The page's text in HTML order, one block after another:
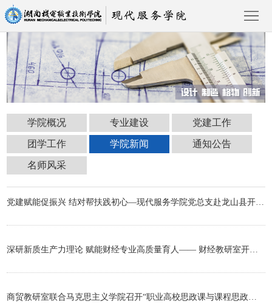
首
页
学
院
概
况
专
业
建
党
建
团
闻
公
名
师
返
学院新闻
学院概况 专业建设
党建工作
团学工作
学院新闻
通知公告
名师风采
党建赋能促振兴 结对帮扶践初心—现代服务学院党总支赴龙山县开展党建帮扶主题活动
深研新质生产力理论 赋能财经专业高质量育人—— 财经教研室开展专题教研学习活动
商贸教研室联合马克思主义学院召开“职业高校思政课与课程思政协同教学实践路径”专题教研会议